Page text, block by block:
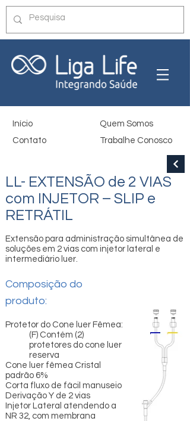
Início
Contato
Quem Somos
Trabalhe Conosco
LL- EXTENSÃO de 2 VIAS
com INJETOR – SLIP e
RETRÁTIL
Extensão para administração simultânea de
soluções em 2 vias com injetor lateral e
intermediário luer.
Composição do
produto:
Protetor do Cone luer Fêmea:
(F) Contém (2)
protetores do cone luer
reserva
Cone luer fêmea Cristal
padrão 6%
Corta fluxo de fácil manuseio
Derivação Y de 2 vias
Injetor Lateral atendendo a
NR 32, com membrana